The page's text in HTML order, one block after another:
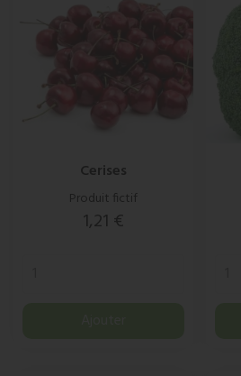
Cerises
Produit fictif
Prix
1,21 €